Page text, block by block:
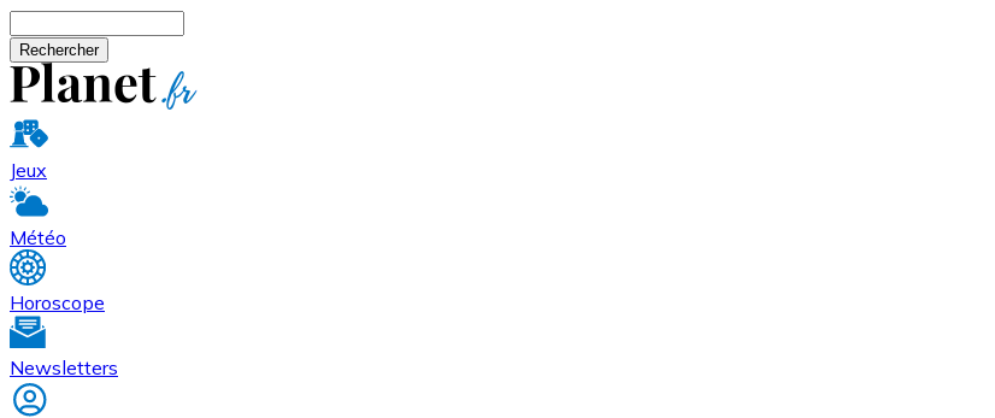
Jeux
Météo
Horoscope
Newsletters